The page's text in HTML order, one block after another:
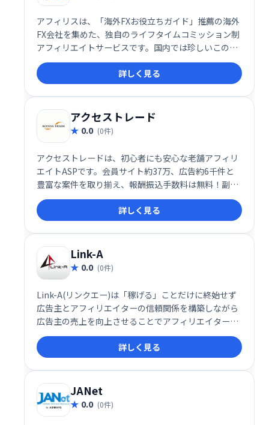
アフィリスは、「海外FXお役立ちガイド」推薦の海外
FX会社を集めた、独自のライフタイムコミッション制
アフィリエイトサービスです。国内では珍しいこのシ
ステムにより、長期的な収益獲得を目指せます。
詳しく見る
アクセストレード
0.0 (0件)
アクセストレードは、初心者にも安心な老舗アフィリ
エイトASPです。会員サイト約37万、広告約6千件と
豊富な案件を取り揃え、報酬振込手数料は無料！副収
入獲得を目指すなら、充実のサポート体制と豊富な情
報で成功へ導くアクセストレードをご利用ください。
詳しく見る
Link-A
0.0 (0件)
Link-A(リンクエー)は「稼げる」ことだけに終始せず
広告主とアフィリエイターの信頼関係を構築しながら
広告主の売上を向上させることでアフィリエイターの
存在意義を高めることをミッションとしています。
詳しく見る
JANet
0.0 (0件)